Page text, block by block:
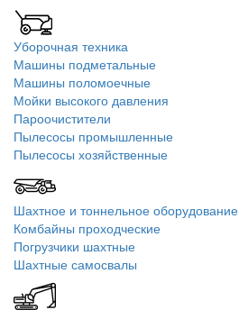
Уборочная техника
Машины подметальные
Машины поломоечные
Мойки высокого давления
Пароочистители
Пылесосы промышленные
Пылесосы хозяйственные
Шахтное и тоннельное оборудование
Комбайны проходческие
Погрузчики шахтные
Шахтные самосвалы